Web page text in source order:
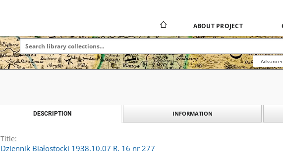
ABOUT PROJECT
DESCRIPTION INFORMATION
Title:
Dziennik Białostocki 1938.10.07 R. 16 nr 277